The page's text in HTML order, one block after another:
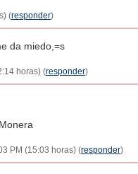
(responder)
da miedo,=s
horas) (responder)
PM (15:03 horas) (responder)